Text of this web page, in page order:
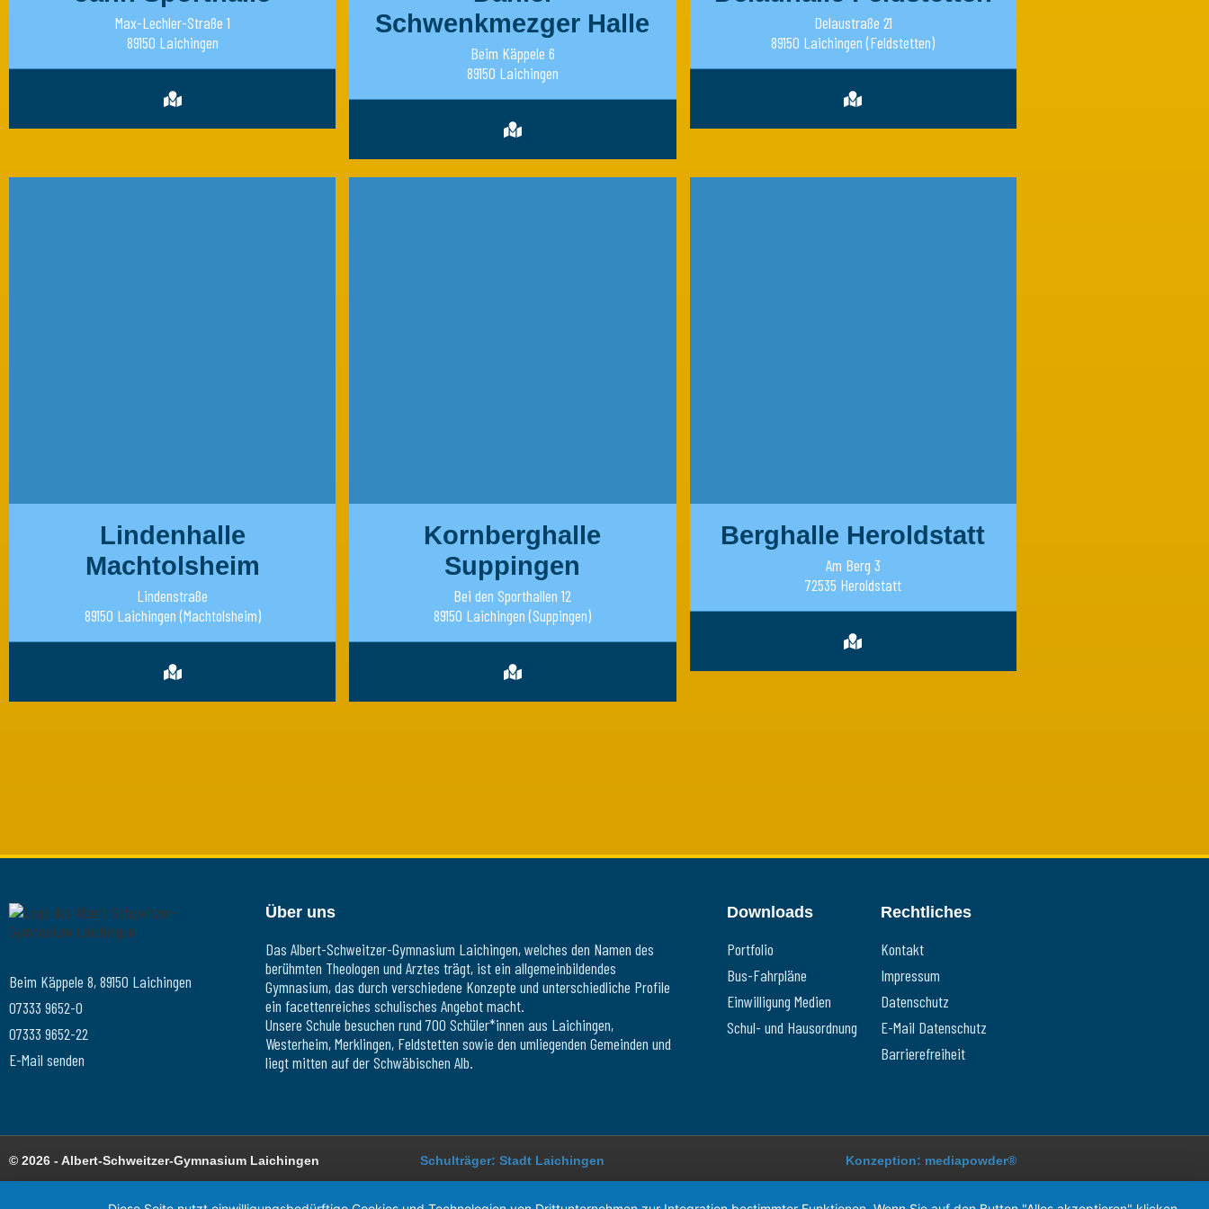
Max-Lechler-Straße 1
89150 Laichingen
Schwenkmezger Halle
Beim Käppele 6
89150 Laichingen
Delaustraße 21
89150 Laichingen (Feldstetten)
Lindenhalle
Machtolsheim
Lindenstraße
89150 Laichingen (Machtolsheim)
Kornberghalle
Suppingen
Bei den Sporthallen 12
89150 Laichingen (Suppingen)
Berghalle Heroldstatt
Am Berg 3
72535 Heroldstatt
Beim Käppele 8, 89150 Laichingen
07333 9652-0
07333 9652-22
E-Mail senden
Über uns
Das Albert-Schweitzer-Gymnasium Laichingen, welches den Namen des
berühmten Theologen und Arztes trägt, ist ein allgemeinbildendes
Gymnasium, das durch verschiedene Konzepte und unterschiedliche Profile
ein facettenreiches schulisches Angebot macht.
Unsere Schule besuchen rund 700 Schüler*innen aus Laichingen,
Westerheim, Merklingen, Feldstetten sowie den umliegenden Gemeinden und
liegt mitten auf der Schwäbischen Alb.
Downloads
Portfolio
Bus-Fahrpläne
Einwilligung Medien
Schul- und Hausordnung
Rechtliches
Kontakt
Impressum
Datenschutz
E-Mail Datenschutz
Barrierefreiheit
© 2026 - Albert-Schweitzer-Gymnasium Laichingen Schulträger: Stadt Laichingen Konzeption: mediapowder®